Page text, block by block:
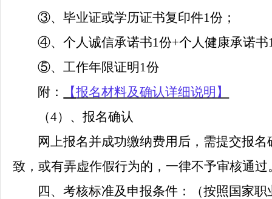
③、毕业证或学历证书复印件1份；
④、个人诚信承诺书1份+个人健康承诺书
⑤、工作年限证明1份
附：
【报名材料及确认详细说明】
（4）、报名确认
网上报名并成功缴纳费用后，需提交报
致，或有弄虚作假行为的，一律不予审核通过
四、考核标准及申报条件：（按照国家